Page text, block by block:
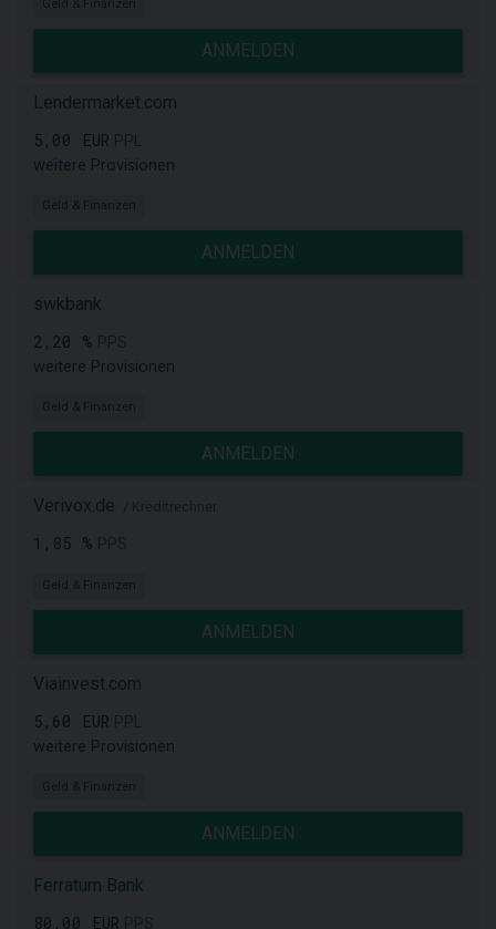
Geld & Finanzen
ANMELDEN
Lendermarket.com
5,00 EUR
weitere Provisionen
Geld & Finanzen
ANMELDEN
swkbank
2,20 %
weitere Provisionen
Geld & Finanzen
ANMELDEN
Verivox.de
1,85 %
Geld & Finanzen
ANMELDEN
Viainvest.com
5,60 EUR
weitere Provisionen
Geld & Finanzen
ANMELDEN
Ferratum Bank
80,00 EUR